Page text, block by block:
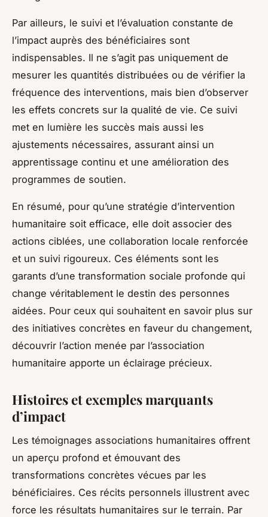
Par ailleurs, le suivi et l’évaluation constante de
l’impact auprès des bénéficiaires sont
indispensables. Il ne s’agit pas uniquement de
mesurer les quantités distribuées ou de vérifier la
fréquence des interventions, mais bien d’observer
les effets concrets sur la qualité de vie. Ce suivi
met en lumière les succès mais aussi les
ajustements nécessaires, assurant ainsi un
apprentissage continu et une amélioration des
programmes de soutien.
En résumé, pour qu’une stratégie d’intervention
humanitaire soit efficace, elle doit associer des
actions ciblées, une collaboration locale renforcée
et un suivi rigoureux. Ces éléments sont les
garants d’une transformation sociale profonde qui
change véritablement le destin des personnes
aidées. Pour ceux qui souhaitent en savoir plus sur
des initiatives concrètes en faveur du changement,
découvrir l’action menée par l’association
humanitaire apporte un éclairage précieux.
Histoires et exemples marquants
d’impact
Les témoignages associations humanitaires offrent
un aperçu profond et émouvant des
transformations concrètes vécues par les
bénéficiaires. Ces récits personnels illustrent avec
force les résultats humanitaires sur le terrain. Par